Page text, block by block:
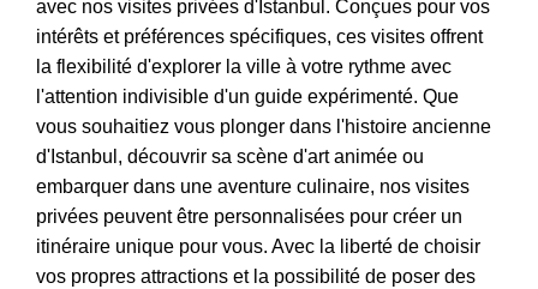
avec nos visites privées d'Istanbul. Conçues pour vos
intérêts et préférences spécifiques, ces visites offrent
la flexibilité d'explorer la ville à votre rythme avec
l'attention indivisible d'un guide expérimenté. Que
vous souhaitiez vous plonger dans l'histoire ancienne
d'Istanbul, découvrir sa scène d'art animée ou
embarquer dans une aventure culinaire, nos visites
privées peuvent être personnalisées pour créer un
itinéraire unique pour vous. Avec la liberté de choisir
vos propres attractions et la possibilité de poser des